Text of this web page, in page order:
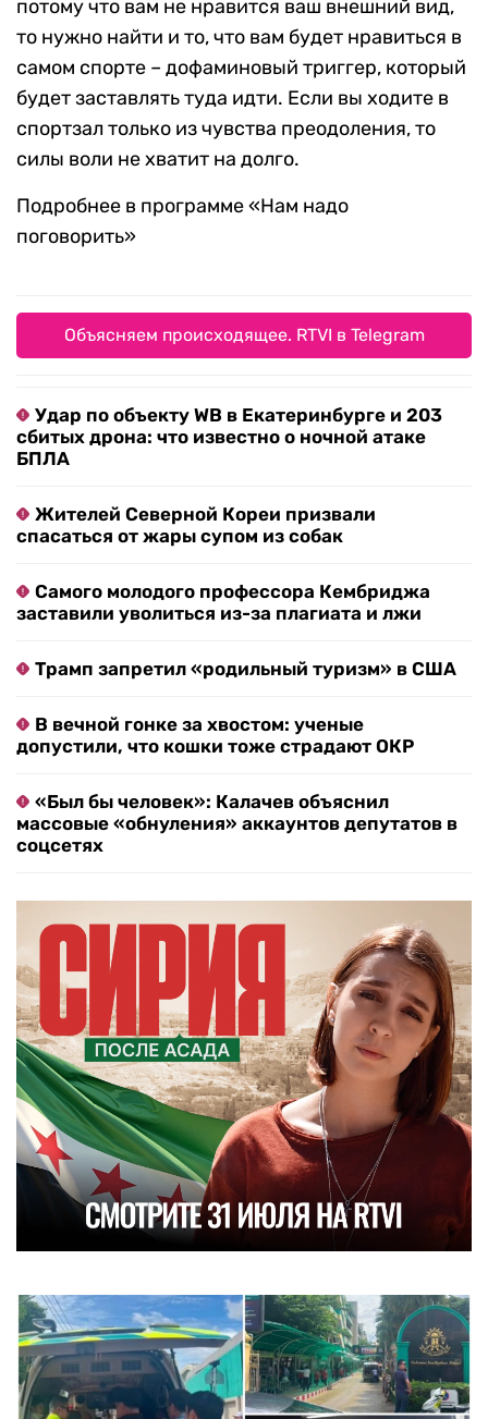
потому что вам не нравится ваш внешний вид,
то нужно найти и то, что вам будет нравиться в
самом спорте – дофаминовый триггер, который
будет заставлять туда идти. Если вы ходите в
спортзал только из чувства преодоления, то
силы воли не хватит на долго.
Подробнее в программе «Нам надо
поговорить»
Объясняем происходящее. RTVI в Telegram
Удар по объекту WB в Екатеринбурге и 203
сбитых дрона: что известно о ночной атаке
БПЛА
Жителей Северной Кореи призвали
спасаться от жары супом из собак
Самого молодого профессора Кембриджа
заставили уволиться из-за плагиата и лжи
Трамп запретил «родильный туризм» в США
В вечной гонке за хвостом: ученые
допустили, что кошки тоже страдают ОКР
«Был бы человек»: Калачев объяснил
массовые «обнуления» аккаунтов депутатов в
соцсетях